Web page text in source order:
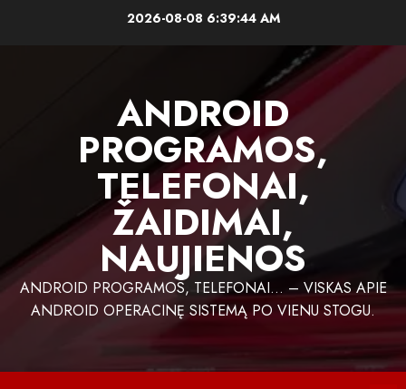
2026-08-08 6:39:45 AM
ANDROID
PROGRAMOS,
TELEFONAI,
ŽAIDIMAI,
NAUJIENOS
ANDROID PROGRAMOS, TELEFONAI… – VISKAS APIE
ANDROID OPERACINĘ SISTEMĄ PO VIENU STOGU.